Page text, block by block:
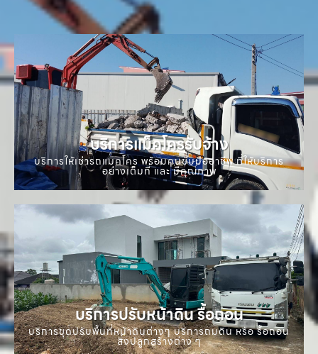
บริการแม็คโครรับจ้าง
บริการให้เช่ารถแมคโคร พร้อมคนขับมืออาชีพ ที่ให้บริการ
อย่างเต็มที่ และ มีคุณภาพ
บริการปรับหน้าดิน รื้อถอน
บริการขุดปรับพื้นที่หน้าดินต่างๆ บริการถมดิน หรือ รื้อถอน
สิ่งปลูกสร้างต่าง ๆ